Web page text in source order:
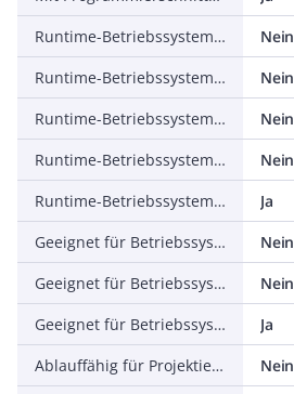
Runtime-Betriebssystem, Windows 2000
Nein
Runtime-Betriebssystem, Windows XP
Nein
Runtime-Betriebssystem, Windows Vista
Nein
Runtime-Betriebssystem, LINUX
Nein
Runtime-Betriebssystem, sonstige
Ja
Geeignet für Betriebssystem Windows 7
Nein
Geeignet für Betriebssystem Windows 8
Nein
Geeignet für Betriebssystem Windows 10
Ja
Ablauffähig für Projektierungsbetriebssystem, Windows 9x
Nein